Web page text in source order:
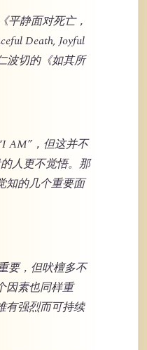
平静面对死亡，
Death, Joyful
波切的《如其所
AM”，但这并不
人更不觉悟。那
知的几个重要面
要，但吠檀多不
因素也同样重
有强烈而可持续